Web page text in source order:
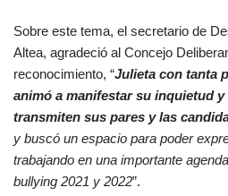
Sobre este tema, el secretario de
Altea, agradeció al Concejo
reconocimiento, “Julieta con tanta
animó a manifestar su inquietud
transmiten sus pares y las
y buscó un espacio para poder
trabajando en una importante
bullying 2021 y 2022”.